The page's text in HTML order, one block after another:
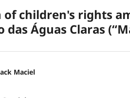
children's rights
das Águas Claras
Maciel